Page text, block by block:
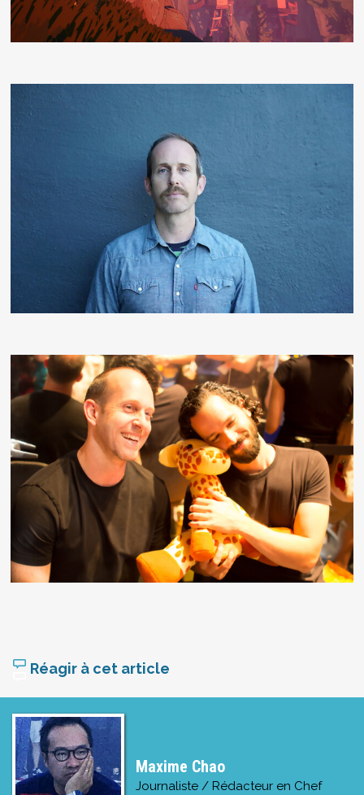
Réagir à cet article
Maxime Chao
Journaliste / Rédacteur en Chef